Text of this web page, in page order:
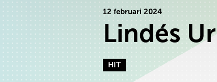
12 februari 2024
Lindés
HIT